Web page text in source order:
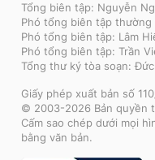
Tổng biên tập: Nguyễn
Phó tổng biên tập thường
Phó tổng biên tập: Lâm
Phó tổng biên tập: Trần
Tổng thư ký tòa soạn:
Giấy phép xuất bản số
© 2003-2026 Bản quyền
Cấm sao chép dưới mọi
bằng văn bản.